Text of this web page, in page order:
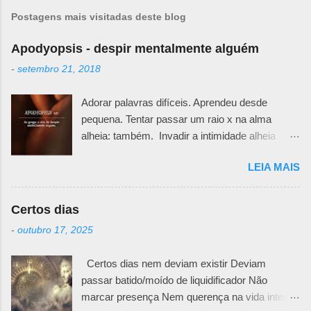
Postagens mais visitadas deste blog
Apodyopsis - despir mentalmente alguém
- setembro 21, 2018
Adorar palavras difíceis. Aprendeu desde
pequena. Tentar passar um raio x na alma
alheia: também. Invadir a intimidade alheia
sutileza necessária para ir desafiando teias e
véus e ir abrindo pedacinhos que outra pessoa
nossas feridas e nossos curativos emocionais.
mais fria e racional de trancar emoções. Pode
ser uma falta de generosidade que esconde
mágoas passadas e nunca resolvidas. Não
LEIA MAIS
Certos dias
- outubro 17, 2025
Certos dias nem deviam existir Deviam
passar batido/moído de liquidificador Não
marcar presença Nem querença na vida inteira